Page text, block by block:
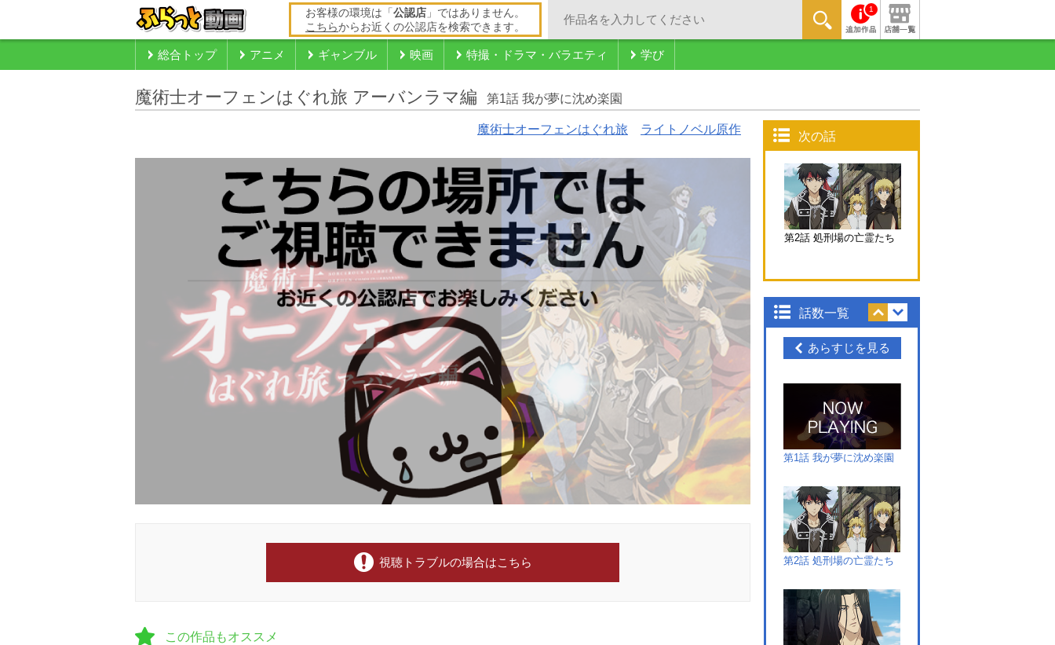
お客様の環境は「 公認店 」ではありません。
こちらからお近くの公認店を検索できます。
1
総合トップ アニメ ギャンブル 映画 特撮・ドラマ・バラエティ 学び
魔術士オーフェンはぐれ旅 アーバンラマ編 第1話 我が夢に沈め楽園
魔術士オーフェンはぐれ旅 ライトノベル原作
視聴トラブルの場合はこちら
この作品もオススメ
次の話
第2話 処刑場の亡霊たち
話数一覧
あらすじを見る
第1話 我が夢に沈め楽園
第2話 処刑場の亡霊たち